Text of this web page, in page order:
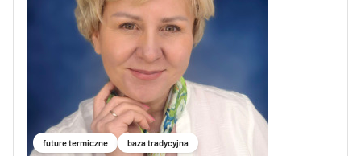
future termiczne baza tradycyjna